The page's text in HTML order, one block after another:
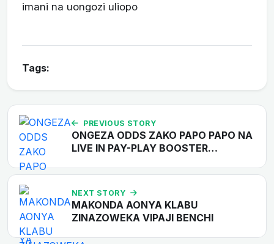
imani na uongozi uliopo
Tags:
PREVIOUS STORY
ONGEZA ODDS ZAKO PAPO PAPO NA
LIVE IN PAY-PLAY BOOSTER…
NEXT STORY
MAKONDA AONYA KLABU
ZINAZOWEKA VIPAJI BENCHI